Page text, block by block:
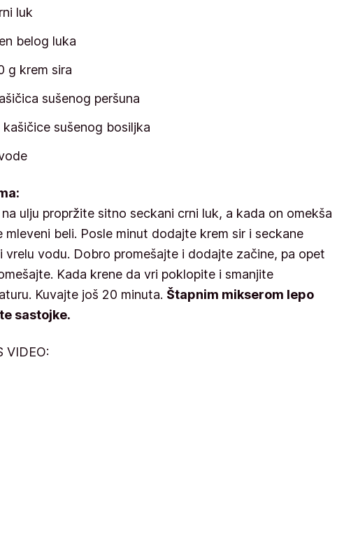
luk
belog luka
g krem sira
sušenog peršuna
kašičice sušenog bosiljka
na ulju propržite sitno seckani crni luk, a kada on omekša
mleveni beli. Posle minut dodajte krem sir i seckane
vrelu vodu. Dobro promešajte i dodajte začine, pa opet
Kada krene da vri poklopite i smanjite
Kuvajte još 20 minuta. Štapnim mikserom lepo
sastojke.
VIDEO: